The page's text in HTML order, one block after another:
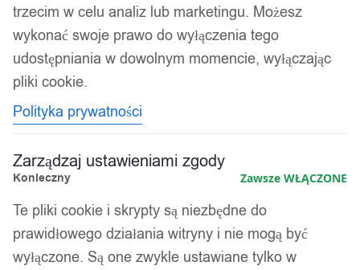
trzecim w celu analiz lub marketingu. Możesz
wykonać swoje prawo do wyłączenia tego
udostępniania w dowolnym momencie, wyłączając
pliki cookie.
Polityka prywatności
Zarządzaj ustawieniami zgody
Konieczny Zawsze WŁĄCZONE
Te pliki cookie i skrypty są niezbędne do
prawidłowego działania witryny i nie mogą być
wyłączone. Są one zwykle ustawiane tylko w